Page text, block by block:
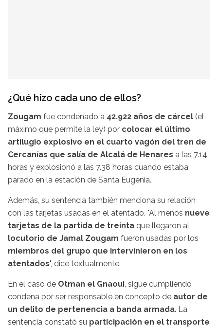
¿Qué hizo cada uno de ellos?
Zougam fue condenado a 42.922 años de cárcel (el
máximo que permite la ley) por colocar el último
artilugio explosivo en el cuarto vagón del tren de
Cercanías que salía de Alcalá de Henares a las 7.14
horas y explosionó a las 7.38 horas cuando estaba
parado en la estación de Santa Eugenia.
Además, su sentencia también menciona su relación
con las tarjetas usadas en el atentado. "Al menos nueve
tarjetas de la partida de treinta que llegaron al
locutorio de Jamal Zougam fueron usadas por los
miembros del grupo que intervinieron en los
atentados", dice textualmente.
En el caso de Otman el Gnaoui, sigue cumpliendo
condena por ser responsable en concepto de autor de
un delito de pertenencia a banda armada. La
sentencia constató su participación en el transporte